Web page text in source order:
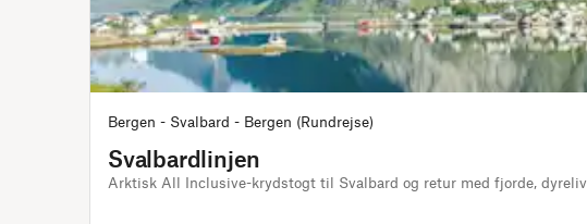
Bergen - Svalbard - Bergen (Rundrejse)
Svalbardlinjen
Arktisk All Inclusive-krydstogt til Svalbard og retur med fjorde,